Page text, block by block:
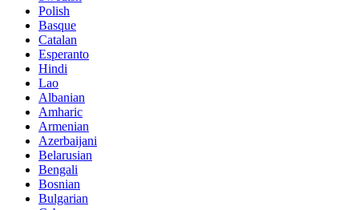
Polish
Basque
Catalan
Esperanto
Hindi
Lao
Albanian
Amharic
Armenian
Azerbaijani
Belarusian
Bengali
Bosnian
Bulgarian